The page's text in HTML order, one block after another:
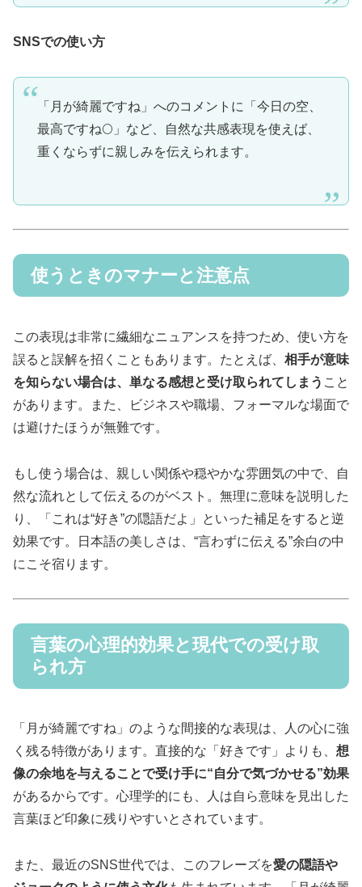
SNSでの使い方
「月が綺麗ですね」へのコメントに「今日の空、
最高ですね🌕」など、自然な共感表現を使えば、
重くならずに親しみを伝えられます。
使うときのマナーと注意点
この表現は非常に繊細なニュアンスを持つため、使い方を
誤ると誤解を招くこともあります。たとえば、 相手が意味
を知らない場合は、単なる感想と受け取られてしまう こと
があります。また、ビジネスや職場、フォーマルな場面で
は避けたほうが無難です。
もし使う場合は、親しい関係や穏やかな雰囲気の中で、自
然な流れとして伝えるのがベスト。無理に意味を説明した
り、「これは“好き”の隠語だよ」といった補足をすると逆
効果です。日本語の美しさは、“言わずに伝える”余白の中
にこそ宿ります。
言葉の心理的効果と現代での受け取
られ方
「月が綺麗ですね」のような間接的な表現は、人の心に強
く残る特徴があります。直接的な「好きです」よりも、 想
像の余地を与えることで受け手に“自分で気づかせる”効果
があるからです。心理学的にも、人は自ら意味を見出した
言葉ほど印象に残りやすいとされています。
また、最近のSNS世代では、このフレーズを愛の隠語や